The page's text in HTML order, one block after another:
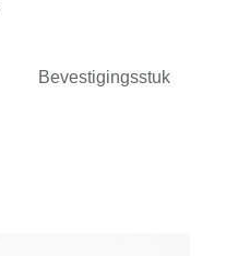
Bevestigingsstuk